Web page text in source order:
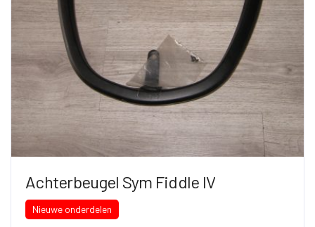
Achterbeugel Sym Fiddle IV
Nieuwe onderdelen